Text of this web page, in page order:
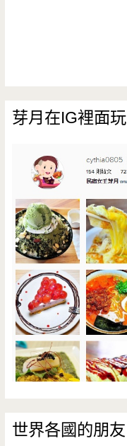
芽月在IG裡面玩
世界各國的朋友